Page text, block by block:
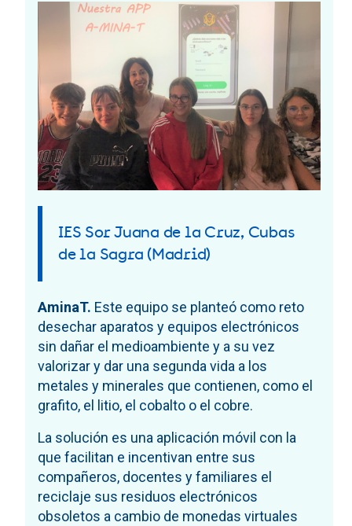
IES Sor Juana de la Cruz, Cubas
de la Sagra (Madrid)
AminaT. Este equipo se planteó como reto
desechar aparatos y equipos electrónicos
sin dañar el medioambiente y a su vez
valorizar y dar una segunda vida a los
metales y minerales que contienen, como el
grafito, el litio, el cobalto o el cobre.
La solución es una aplicación móvil con la
que facilitan e incentivan entre sus
compañeros, docentes y familiares el
reciclaje sus residuos electrónicos
obsoletos a cambio de monedas virtuales